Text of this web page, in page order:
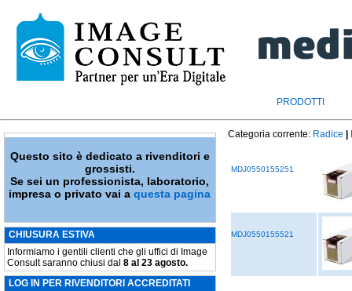
PRODOTTI
Questo sito è dedicato a rivenditori e
grossisti.
Se sei un professionista, laboratorio,
impresa o privato vai aquesta pagina
CHIUSURA ESTIVA
Informiamo i gentili clienti che gli uffici di Image
Consult saranno chiusi dal 8 al 23 agosto.
LOG IN PER RIVENDITORI ACCREDITATI
Categoria corrente: Radice
MDJ0550155251
MDJ0550155521